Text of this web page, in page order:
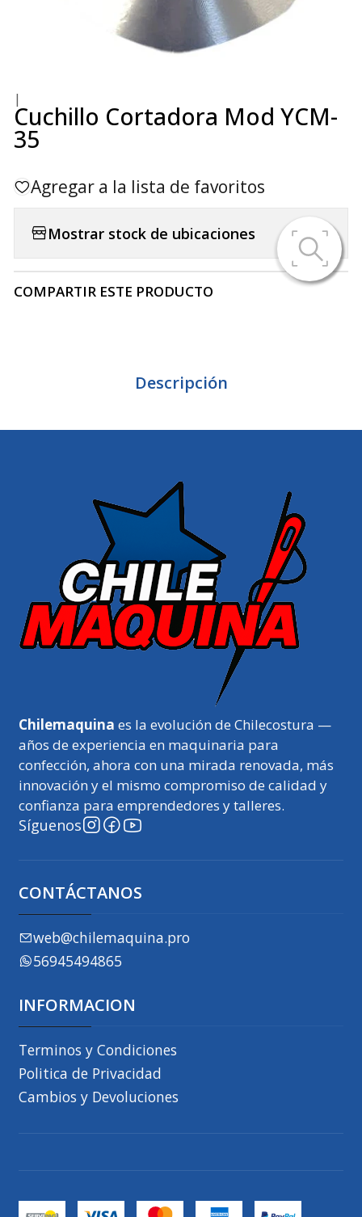
|
Cuchillo Cortadora Mod YCM-
35
Agregar a la lista de favoritos
Mostrar stock de ubicaciones
COMPARTIR ESTE PRODUCTO
Descripción
Chilemaquina es la evolución de Chilecostura —
años de experiencia en maquinaria para
confección, ahora con una mirada renovada, más
innovación y el mismo compromiso de calidad y
confianza para emprendedores y talleres.
Síguenos
CONTÁCTANOS
web@chilemaquina.pro
56945494865
INFORMACION
Terminos y Condiciones
Politica de Privacidad
Cambios y Devoluciones